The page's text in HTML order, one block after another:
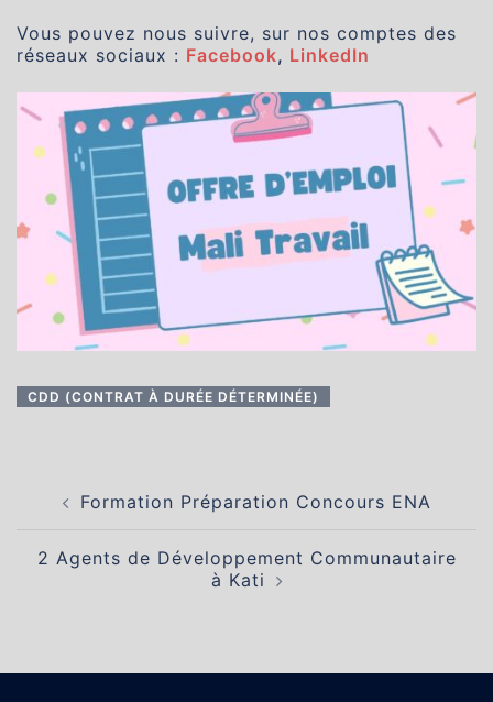
Vous pouvez nous suivre, sur nos comptes des
réseaux sociaux : Facebook, LinkedIn
CDD (CONTRAT À DURÉE DÉTERMINÉE)
d’articleFormation Préparation Concours ENA
2 Agents de Développement Communautaire
à Kati